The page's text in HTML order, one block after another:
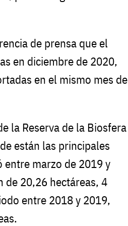
de prensa que el
en diciembre de 2020,
en el mismo mes de
la Reserva de la Biosfera
están las principales
marzo de 2019 y
de 20,26 hectáreas, 4
entre 2018 y 2019,